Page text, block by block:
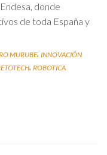
donde
de toda España y
MURUBE, INNOVACIÓN
, ROBOTICA